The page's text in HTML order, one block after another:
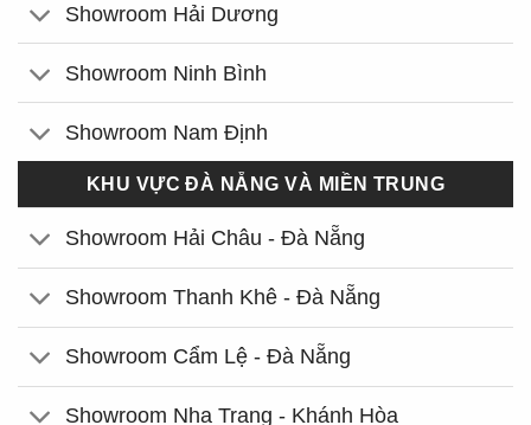
Showroom Hải Dương
Showroom Ninh Bình
Showroom Nam Định
KHU VỰC ĐÀ NẴNG VÀ MIỀN TRUNG
Showroom Hải Châu - Đà Nẵng
Showroom Thanh Khê - Đà Nẵng
Showroom Cẩm Lệ - Đà Nẵng
Showroom Nha Trang - Khánh Hòa